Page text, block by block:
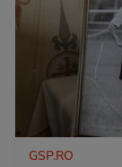
GSP.RO